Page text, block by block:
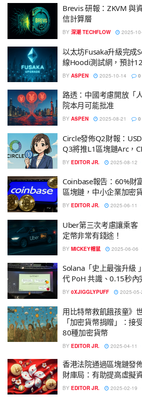
Brevis 研報：ZKVM 與
信計算層
BY 深潮 TECHFLOW 2025-
以太坊Fusaka升級完成
線Hoodi測試網，預計
BY ASPEN 2025-10-14 0
路透：中國考慮開放「
院本月可能批准
BY ASPEN 2025-08-21 0
Circle發佈Q2財報：
Q3將推L1區塊鏈Arc，
BY EDITOR JR. 2025-08-12
Coinbase報告：60%財
區塊鏈，中小企業加密
BY EDITOR JR. 2025-06-11
Uber第三次考慮讓乘客
定幣非常有錢途！
BY MICKEY帽鼠 2025-06-06
Solana「史上最強升級
代 PoH 共識、0.15秒內
BY 0XJIGGLYPUFF 2025-05-
用比特幣救飢餓孩童》
「加密貨幣捐贈」：接
80種加密貨幣
BY EDITOR JR. 2025-04-11
香港法院通過區塊鏈發
財庫局：有助提高虛擬
BY EDITOR JR. 2025-02-19